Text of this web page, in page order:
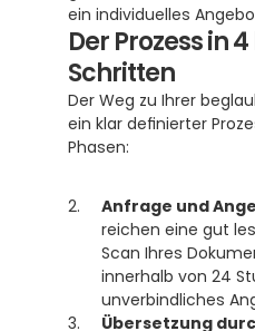
ein individuelles
Der Prozess in
Schritten
Der Weg zu Ihrer
ein klar definierter
Phasen:
Anfrage und
reichen eine gut
Scan Ihres
innerhalb von 24
unverbindliches
Übersetzung